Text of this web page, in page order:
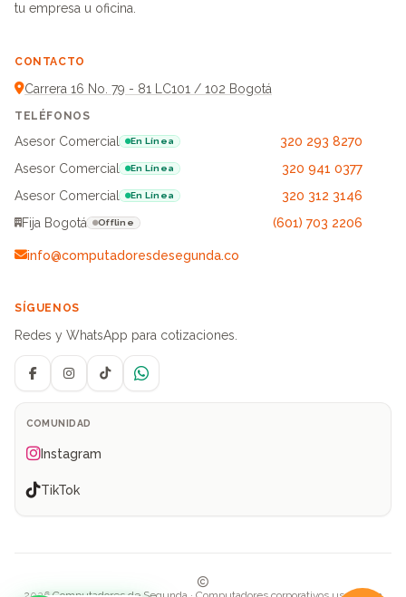
tu empresa u oficina.
CONTACTO
Carrera 16 No. 79 - 81 LC101 / 102 Bogotá
TELÉFONOS
Asesor Comercial En Línea
320 293 8270
Asesor Comercial
En Línea
320 941 0377
Asesor Comercial
En Línea
320 312 3146
Fija Bogotá
Offline (601) 703 2206
info@computadoresdesegunda.co
SÍGUENOS
Redes y WhatsApp para cotizaciones.
FacebookInstagramTikTokWhatsApp
COMUNIDAD
Instagram
TikTok